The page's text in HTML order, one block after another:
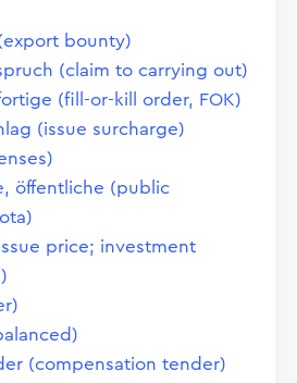
bounty)
(claim to carrying out)
(fill-or-kill order, FOK)
(issue surcharge)
öffentliche (public
price; investment
(compensation tender)